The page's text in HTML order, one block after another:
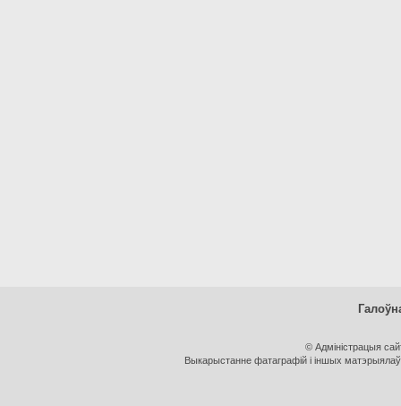
© Адміністрацыя
Выкарыстанне фатаграфій і іншых